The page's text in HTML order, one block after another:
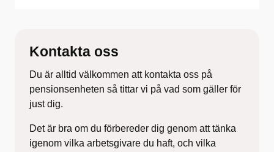
Kontakta oss
Du är alltid välkommen att kontakta oss på
pensionsenheten så tittar vi på vad som gäller för
just dig.
Det är bra om du förbereder dig genom att tänka
igenom vilka arbetsgivare du haft, och vilka